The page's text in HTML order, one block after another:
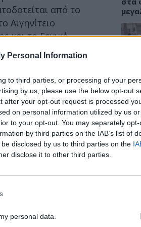
Personal Information
to third parties, or processing of your
by us, please use the below opt-out
after your opt-out request is processed
on personal information utilized by us
to your opt-out. You may separately
by third parties on the IAB’s list of
disclosed by us to third parties on the
disclose it to other third parties.
personal data.
από το
Αιγηνίτειο
και το Γενικό
περιοχών, και
όρο ηλικίας τα 72
του
η οποία συμμετείχε
Σύρου«Βαρδάκειο και
Προγράμματος
– ΟΠΨΥ».
δεν